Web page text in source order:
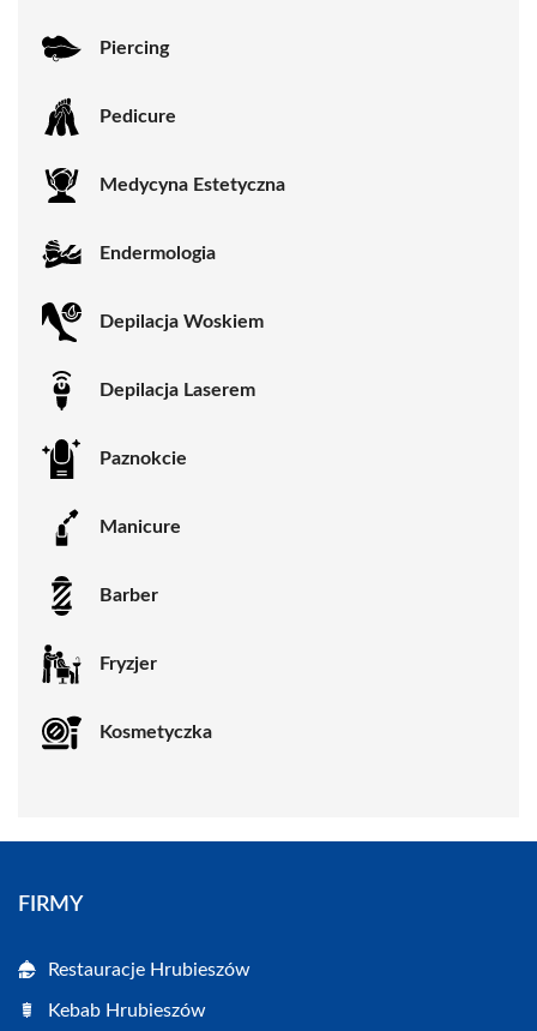
Piercing
Pedicure
Medycyna Estetyczna
Endermologia
Depilacja Woskiem
Depilacja Laserem
Paznokcie
Manicure
Barber
Fryzjer
Kosmetyczka
FIRMY
Restauracje Hrubieszów
Kebab Hrubieszów